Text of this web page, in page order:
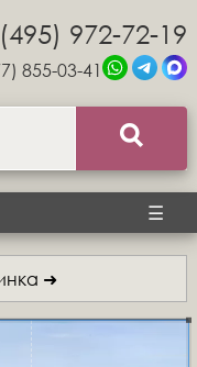
972-72-19
855-03-41
☰
➜